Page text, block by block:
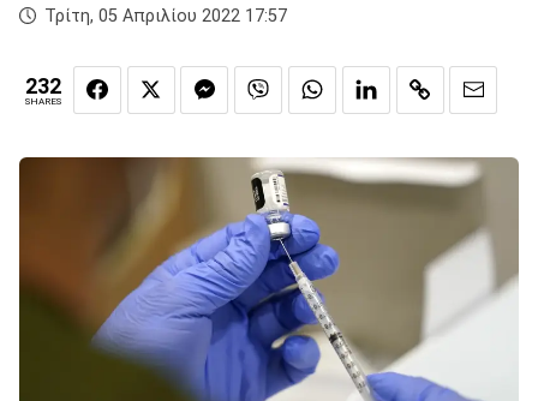
Τρίτη, 05 Απριλίου 2022 17:57
232
SHARES